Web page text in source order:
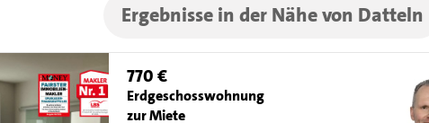
Ergebnisse in der Nähe von Datteln
770 €
Erdgeschosswohnung
zur Miete